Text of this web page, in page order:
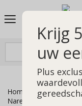
Home >Dealers van
Narex kopen in België
Krijg
uw
Plus